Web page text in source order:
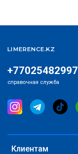
Клиентам
+77025482997
справочная служба
LIMERENCE.KZ